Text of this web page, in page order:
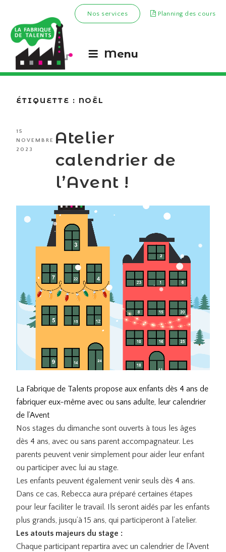
Nos services Planning des cours
Menu
ÉTIQUETTE : NOËL
PUBLIÉ
LE
15
NOVEMBRE
2023
Atelier
calendrier de
l’Avent !
La Fabrique de Talents propose aux enfants dès 4 ans de
fabriquer eux-même avec ou sans adulte, leur calendrier
de l’Avent
Nos stages du dimanche sont ouverts à tous les âges
dès 4 ans, avec ou sans parent accompagnateur. Les
parents peuvent venir simplement pour aider leur enfant
ou participer avec lui au stage.
Les enfants peuvent également venir seuls dès 4 ans.
Dans ce cas, Rebecca aura préparé certaines étapes
pour leur faciliter le travail. Ils seront aidés par les enfants
plus grands, jusqu’à 15 ans, qui participeront à l’atelier.
Les atouts majeurs du stage :
Chaque participant repartira avec un calendrier de l’Avent